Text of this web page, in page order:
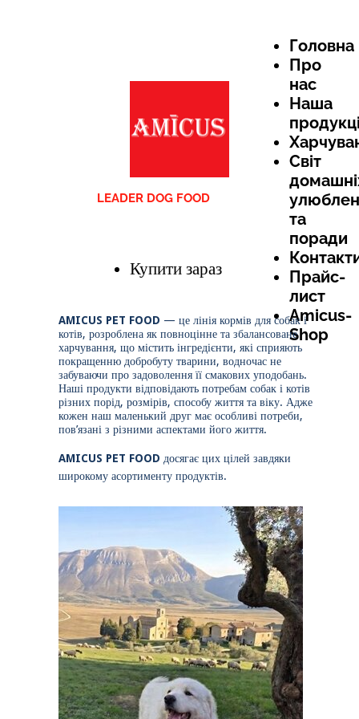
AMICUS PET FOOD — це лінія кормів для собак і
котів, розроблена як повноцінне та збалансоване
харчування, що містить інгредієнти, які сприяють
покращенню добробуту тварини, водночас не
забуваючи про задоволення її смакових уподобань.
Наші продукти відповідають потребам собак і котів
різних порід, розмірів, способу життя та віку. Адже
кожен наш маленький друг має особливі потреби,
пов’язані з різними аспектами його життя.
AMICUS PET FOOD досягає цих цілей завдяки
широкому асортименту продуктів.
LEADER DOG FOOD
Головна
Про
нас
Наша
Світ
та
поради
Прайс-
лист
Amicus-
Shop
Купити зараз